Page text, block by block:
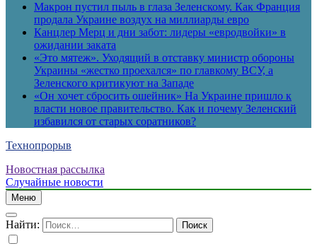
Макрон пустил пыль в глаза Зеленскому. Как Франция
продала Украине воздух на миллиарды евро
Канцлер Мерц и дни забот: лидеры «евродвойки» в
ожидании заката
«Это мятеж». Уходящий в отставку министр обороны
Украины «жестко проехался» по главкому ВСУ, а
Зеленского критикуют на Западе
«Он хочет сбросить ошейник» На Украине пришло к
власти новое правительство. Как и почему Зеленский
избавился от старых соратников?
Технопрорыв
Новостная рассылка
Случайные новости
Меню
Найти: